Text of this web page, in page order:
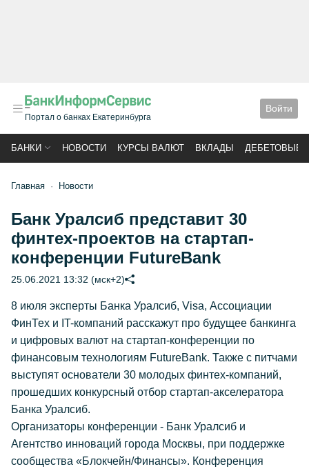
Портал о банках Екатеринбурга
Войти
БАНКИ НОВОСТИ КУРСЫ ВАЛЮТ ВКЛАДЫ ДЕБЕТОВЫЕ
Главная Новости
Банк Уралсиб представит 30
финтех-проектов на стартап-
конференции FutureBank
25.06.2021 13:32 (мск+2)
8 июля эксперты Банка Уралсиб, Visa, Ассоциации
ФинТех и IT-компаний расскажут про будущее банкинга
и цифровых валют на стартап-конференции по
финансовым технологиям FutureBank. Также с питчами
выступят основатели 30 молодых финтех-компаний,
прошедших конкурсный отбор стартап-акселератора
Банка Уралсиб.
Организаторы конференции - Банк Уралсиб и
Агентство инноваций города Москвы, при поддержке
сообщества «Блокчейн/Финансы». Конференция